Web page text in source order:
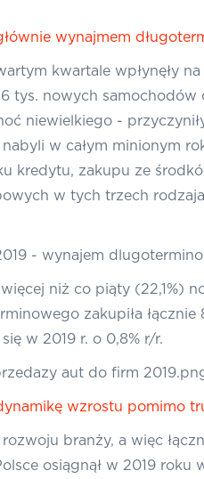
wynajmem
kwartale wpłynęły
tys. nowych
niewielkiego -
w całym minionym
kredytu, zakupu ze
w tych trzech
niż co piąty
zakupiła
w 2019 r. o 0,8% r/r.
wzrostu pomimo
branży, a więc
osiągnął w 2019 roku